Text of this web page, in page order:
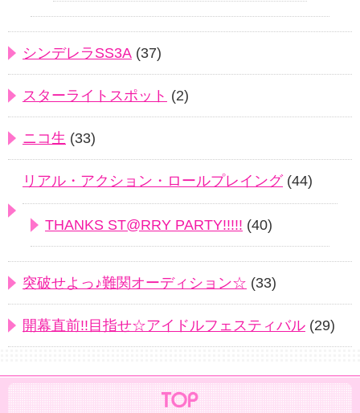
シンデレラSS3A (37)
スターライトスポット (2)
ニコ生 (33)
リアル・アクション・ロールプレイング(44)
THANKS ST@RRY PARTY!!!!! (40)
突破せよっ♪難関オーディション☆ (33)
開幕直前!!目指せ☆アイドルフェスティバル (29)